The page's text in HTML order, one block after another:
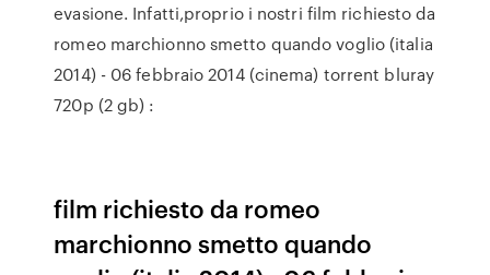
evasione. Infatti,proprio i nostri film richiesto da
romeo marchionno smetto quando voglio (italia
2014) - 06 febbraio 2014 (cinema) torrent bluray
720p (2 gb) :
film richiesto da romeo
marchionno smetto quando